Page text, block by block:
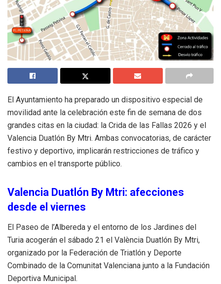
El Ayuntamiento ha preparado un dispositivo especial de
movilidad ante la celebración este fin de semana de dos
grandes citas en la ciudad: la Crida de las Fallas 2026 y el
Valencia Duatlón By Mtri. Ambas convocatorias, de carácter
festivo y deportivo, implicarán restricciones de tráfico y
cambios en el transporte público.
Valencia Duatlón By Mtri: afecciones
desde el viernes
El Paseo de l’Albereda y el entorno de los Jardines del
Turia acogerán el sábado 21 el València Duatlón By Mtri,
organizado por la Federación de Triatlón y Deporte
Combinado de la Comunitat Valenciana junto a la Fundación
Deportiva Municipal.